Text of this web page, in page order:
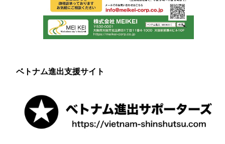
ベトナム進出支援サイト